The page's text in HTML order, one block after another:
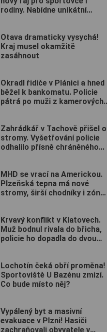
rodiny. Nabídne unikátní
Otava dramaticky vysychá!
Kraj musel okamžitě
zasáhnout
Okradl řidiče v Plánici a hned
běžel k bankomatu. Policie
pátrá po muži z kamerových
Zahrádkář v Tachově přišel o
stromy. Vyšetřování policie
odhalilo přísně chráněného
MHD se vrací na Americkou.
Plzeňská tepna má nové
stromy, širší chodníky i zónu
Krvavý konflikt v Klatovech.
Muž bodnul rivala do břicha,
policie ho dopadla do dvou
Lochotín čeká obří proměna!
Sportoviště U Bazénu zmizí.
Co bude místo něj?
Vypálený byt a masivní
evakuace v Plzni! Hasiči
zachraňovali obyvatele v